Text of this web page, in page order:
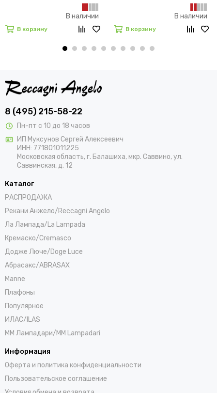
В наличии
В корзину
В наличии
В корзину
8 (495) 215-58-22
Пн-пт с 10 до 18 часов
ИП Муксунов Сергей Алексеевич
ИНН: 771801011225
Московская область, г. Балашиха, мкр. Саввино, ул.
Саввинская, д. 12
Каталог
РАСПРОДАЖА
Рекани Анжело/Reccagni Angelo
Ла Лампада/La Lampada
Кремаско/Cremasco
Додже Люче/Doge Luce
Абрасакс/ABRASAX
Manne
Плафоны
Популярное
ИЛАС/ILAS
ММ Лампадари/MM Lampadari
Информация
Оферта и политика конфиденциальности
Пользовательское соглашение